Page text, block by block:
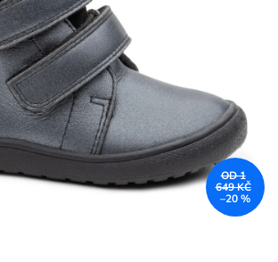
OD 1
649 KČ
–20 %